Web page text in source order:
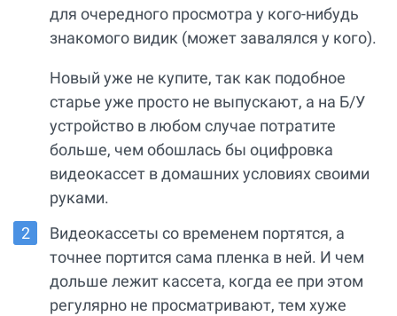
для очередного просмотра у кого-нибудь
знакомого видик (может завалялся у кого).
Новый уже не купите, так как подобное
старье уже просто не выпускают, а на Б/У
устройство в любом случае потратите
больше, чем обошлась бы оцифровка
видеокассет в домашних условиях своими
руками.
Видеокассеты со временем портятся, а
точнее портится сама пленка в ней. И чем
дольше лежит кассета, когда ее при этом
регулярно не просматривают, тем хуже